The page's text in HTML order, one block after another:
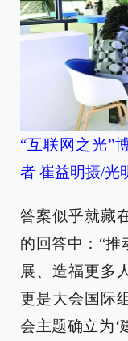
“互联网之光”
者 崔益明摄/光
答案似乎就藏
的回答中：“推
展、造福更多
更是大会国际
会主题确立为‘